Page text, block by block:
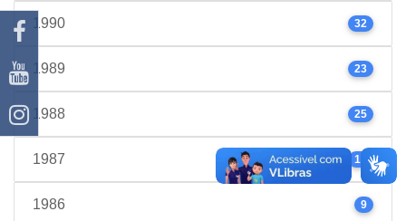
1990 32
1989 23
1988 25
1987 17
1986 9